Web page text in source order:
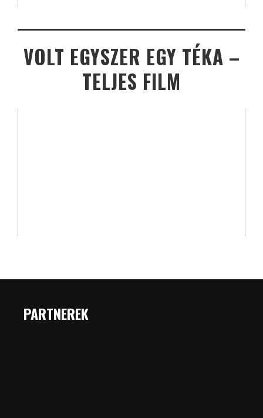
VOLT EGYSZER EGY TÉKA –
TELJES FILM
PARTNEREK